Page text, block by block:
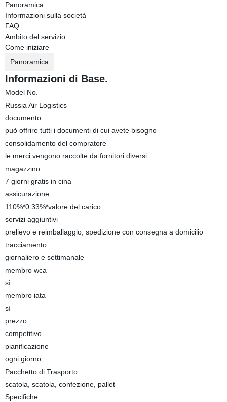
Panoramica
Informazioni sulla società
FAQ
Ambito del servizio
Come iniziare
Panoramica
Informazioni di Base.
Model No.
Russia Air Logistics
documento
può offrire tutti i documenti di cui avete bisogno
consolidamento del compratore
le merci vengono raccolte da fornitori diversi
magazzino
7 giorni gratis in cina
assicurazione
110%*0.33%*valore del carico
servizi aggiuntivi
prelievo e reimballaggio, spedizione con consegna a domicilio
tracciamento
giornaliero e settimanale
membro wca
sì
membro iata
sì
prezzo
competitivo
pianificazione
ogni giorno
Pacchetto di Trasporto
scatola, scatola, confezione, pallet
Specifiche